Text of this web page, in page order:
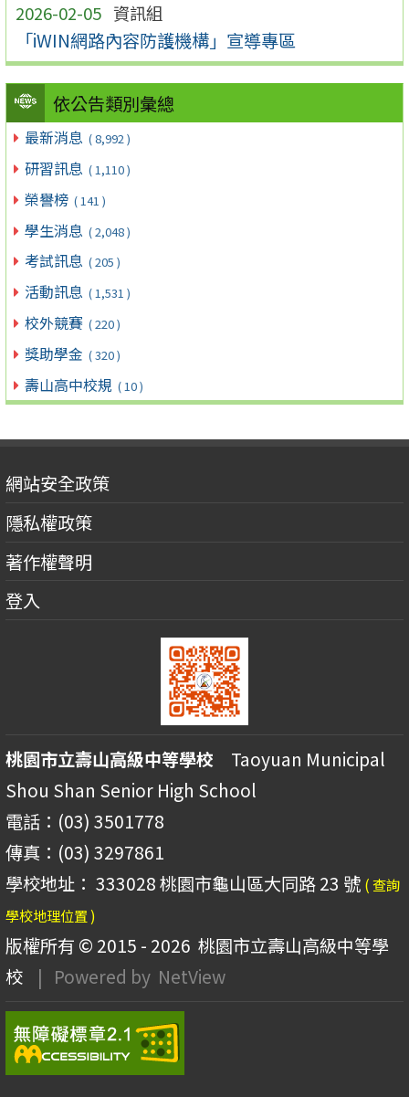
2026-02-05 資訊組
「iWIN網路內容防護機構」宣導專區
依公告類別彙總
最新消息 ( 8,992 )
研習訊息 ( 1,110 )
榮譽榜 ( 141 )
學生消息 ( 2,048 )
考試訊息 ( 205 )
活動訊息 ( 1,531 )
校外競賽 ( 220 )
獎助學金 ( 320 )
壽山高中校規 ( 10 )
網站安全政策
隱私權政策
著作權聲明
登入
桃園市立壽山高級中等學校 Taoyuan Municipal
Shou Shan Senior High School
電話：(03) 3501778
傳真：(03) 3297861
學校地址： 333028 桃園市龜山區大同路 23 號 ( 查詢
學校地理位置 )
版權所有 © 2015 - 2026 桃園市立壽山高級中等學
校
| Powered by NetView